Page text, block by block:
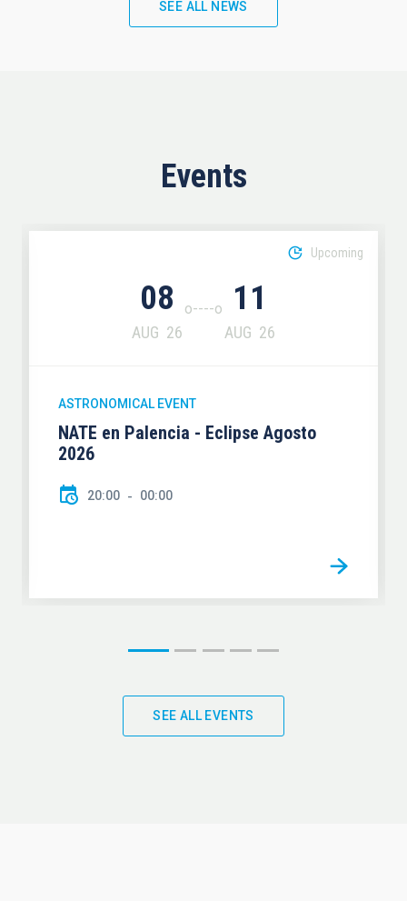
SEE ALL NEWS
Events
08
AUG 26
11
AUG 26
Upcoming
ASTRONOMICAL EVENT
NATE en Palencia - Eclipse Agosto
2026
20:00 00:00
SEE ALL EVENTS